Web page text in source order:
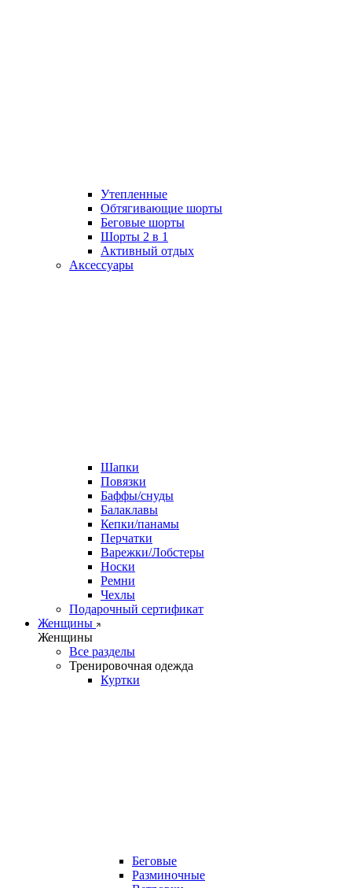
Утепленные
Обтягивающие шорты
Беговые шорты
Шорты 2 в 1
Активный отдых
Аксессуары
Шапки
Повязки
Баффы/снуды
Балаклавы
Кепки/панамы
Перчатки
Варежки/Лобстеры
Носки
Ремни
Чехлы
Подарочный сертификат
Женщины
Женщины
Все разделы
Тренировочная одежда
Куртки
Беговые
Разминочные